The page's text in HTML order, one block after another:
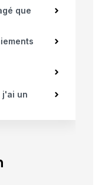
que
j'ai un